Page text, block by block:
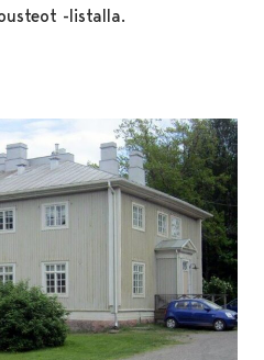
-listalla.